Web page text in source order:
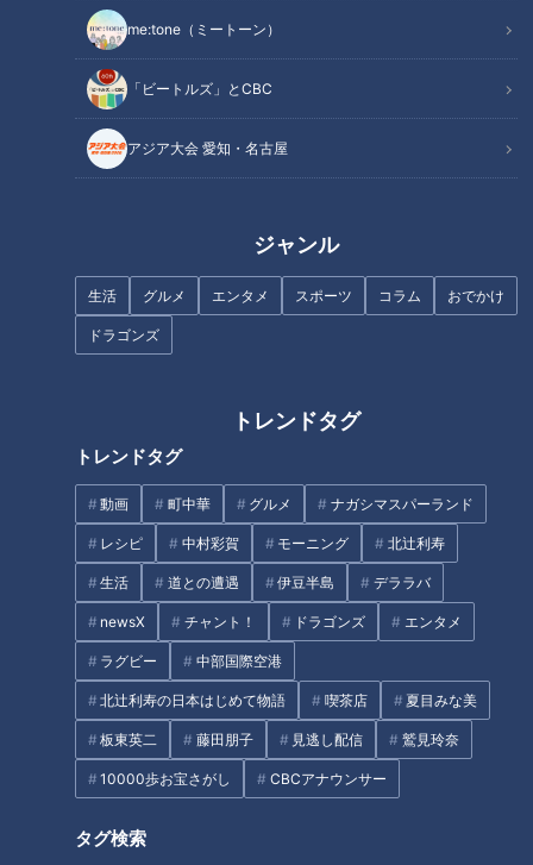
me:tone（ミートーン）
「ビートルズ」とCBC
アジア大会 愛知・名古屋
ジャンル
生活 グルメ エンタメ スポーツ コラム おでかけ
ドラゴンズ
トレンドタグ
トレンドタグ
動画 町中華 グルメ ナガシマスパーランド
レシピ 中村彩賀 モーニング 北辻利寿
生活 道との遭遇 伊豆半島 デララバ
newsX チャント！ ドラゴンズ エンタメ
ラグビー 中部国際空港
北辻利寿の日本はじめて物語 喫茶店 夏目みな美
板東英二 藤田朋子 見逃し配信 鷲見玲奈
10000歩お宝さがし CBCアナウンサー
タグ検索
17歳天才高校生スイマー 速さの
秘密は“姿勢の美しさ” 大会直前
に“1番のファン”亡くし特別な思
ビートルズ日本公演から60年…
名古屋の放送局CBCが主催する
【特集】AIに奪われない？“ブル
スポーツ アジア大会 チャント！
番組紹介
アジア大会 愛知・名古屋
動画
待ち焦がれた、32年ぶりの日本開催。舞台は史上初、ここ愛知・
名古屋。
CBCでは『地元選手･注目競技』を徹底取材！！